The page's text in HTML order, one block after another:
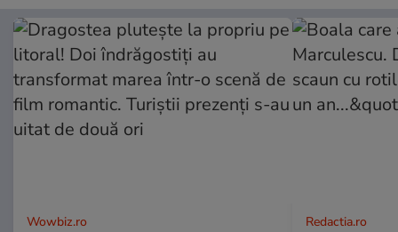
Wowbiz.ro Redactia.ro